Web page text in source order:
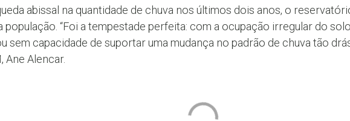
abissal na quantidade de chuva nos últimos dois anos, o
população. “Foi a tempestade perfeita: com a ocupação irregular do
sem capacidade de suportar uma mudança no padrão de chuva tão
Ane Alencar.